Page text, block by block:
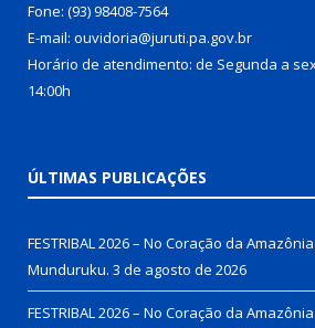
Fone: (93) 98408-7564
E-mail: ouvidoria@juruti.pa.gov.br
Horário de atendimento: de Segunda a
14:00h
ÚLTIMAS PUBLICAÇÕES
FESTRIBAL 2026 – No Coração da
Munduruku. 3 de agosto de 2026
FESTRIBAL 2026 – No Coração da